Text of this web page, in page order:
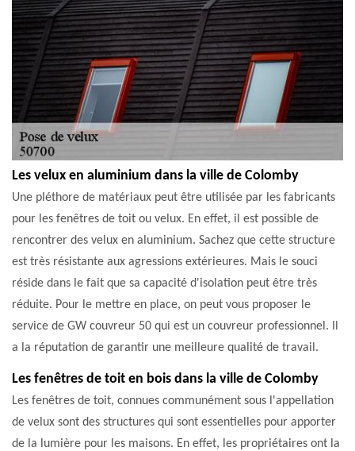
Les velux en aluminium dans la ville de Colomby
Une pléthore de matériaux peut être utilisée par les fabricants
pour les fenêtres de toit ou velux. En effet, il est possible de
rencontrer des velux en aluminium. Sachez que cette structure
est très résistante aux agressions extérieures. Mais le souci
réside dans le fait que sa capacité d'isolation peut être très
réduite. Pour le mettre en place, on peut vous proposer le
service de GW couvreur 50 qui est un couvreur professionnel. Il
a la réputation de garantir une meilleure qualité de travail.
Les fenêtres de toit en bois dans la ville de Colomby
Les fenêtres de toit, connues communément sous l'appellation
de velux sont des structures qui sont essentielles pour apporter
de la lumière pour les maisons. En effet, les propriétaires ont la